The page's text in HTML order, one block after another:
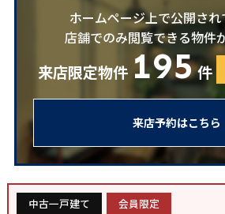
ホームページ上で公開され
店舗でのみ閲覧できる物件
来店限定物件 195件
来店予約はこちら
中古一戸建て 会員限定